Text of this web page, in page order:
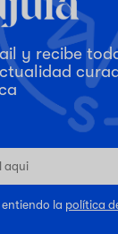
y recibe
entiendo la política